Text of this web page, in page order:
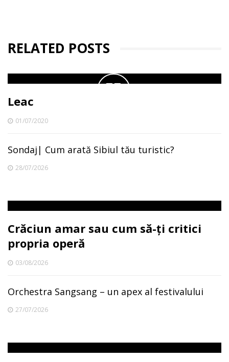
RELATED POSTS
Leac
01/07/2020
Sondaj| Cum arată Sibiul tău turistic?
28/07/2026
Crăciun amar sau cum să-ți critici
propria operă
03/08/2026
Orchestra Sangsang – un apex al festivalului
27/07/2026